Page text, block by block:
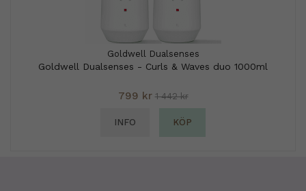
Goldwell Dualsenses
Goldwell Dualsenses - Curls & Waves duo 1000ml
799 kr 1 442 kr
INFO KÖP